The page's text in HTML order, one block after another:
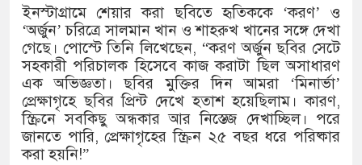
১৫২২ পুলিশ সদস্যকে চাকরিতে
খিলক্ষেত থানা বিএনপির যুগ্ম
দেশের ৬ অঞ্চলে ঝড়ের আভাস
সার্ককে আরও গতিশীল করতে চায়
প্রেমের সম্পর্ক ছিন্ন না করায় মা-
ইনস্টাগ্রামে শেয়ার করা ছবিতে হৃতিককে ‘করণ’ ও
‘অর্জুন’ চরিত্রে সালমান খান ও শাহরুখ খানের সঙ্গে দেখা
গেছে। পোস্টে তিনি লিখেছেন, “করণ অর্জুন ছবির সেটে
সহকারী পরিচালক হিসেবে কাজ করাটা ছিল অসাধারণ
এক অভিজ্ঞতা। ছবির মুক্তির দিন আমরা ‘মিনার্ভা’
প্রেক্ষাগৃহে ছবির প্রিন্ট দেখে হতাশ হয়েছিলাম। কারণ,
স্ক্রিনে সবকিছু অন্ধকার আর নিস্তেজ দেখাচ্ছিল। পরে
জানতে পারি, প্রেক্ষাগৃহের স্ক্রিন ২৫ বছর ধরে পরিষ্কার
করা হয়নি!”